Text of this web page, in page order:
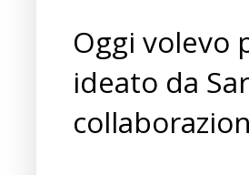
Oggi volevo
ideato da